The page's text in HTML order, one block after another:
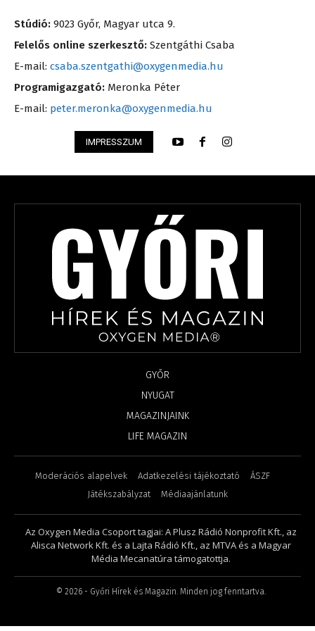
Stúdió: 9023 Győr, Magyar utca 9.
Felelős online szerkesztő: Szentgáthi Csaba
E-mail: csaba.szentgathi@oxygenmedia.hu
Programigazgató: Meronka Péter
E-mail: peter.meronka@oxygenmedia.hu
IMPRESSZUM
GYŐR
NYUGAT
MAGAZINJAINK
LIFE MAGAZIN
Moderációs alapelvek Adatkezelési tájékoztató
ÁSZF
Játékszabályzat
Médiaajánlatunk
Az Oxygen Media Csoport tagjai: A Plusz Rádió Nonprofit Kft., az
Alisca Network Kft. és a Lajta Rádió Kft., az MTVA és a Magyar
Média Mecanatúra támogatottja.
© 2026 - Győri Hírek és Magazin. Minden jog fenntartva.